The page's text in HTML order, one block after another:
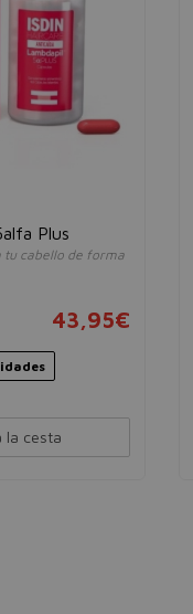
Plus
tu cabello de forma
43,95€
la cesta